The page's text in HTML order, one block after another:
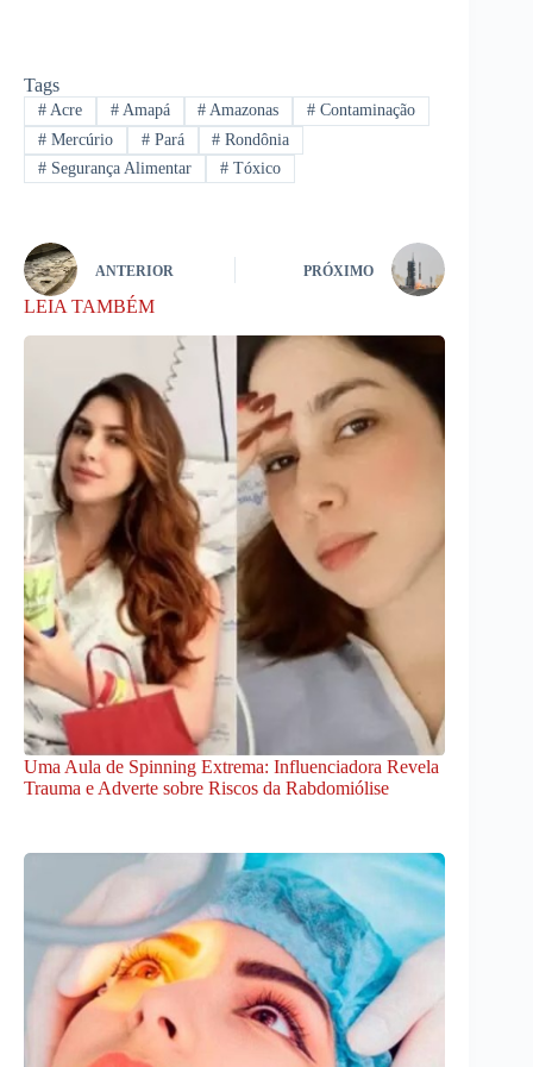
Tags
#Acre #Amapá # Amazonas # Contaminação
#Mercúrio #Pará # Rondônia
#Segurança Alimentar #Tóxico
ANTERIOR PRÓXIMO
LEIA TAMBÉM
Uma Aula de Spinning Extrema: Influenciadora Revela
Trauma e Adverte sobre Riscos da Rabdomiólise